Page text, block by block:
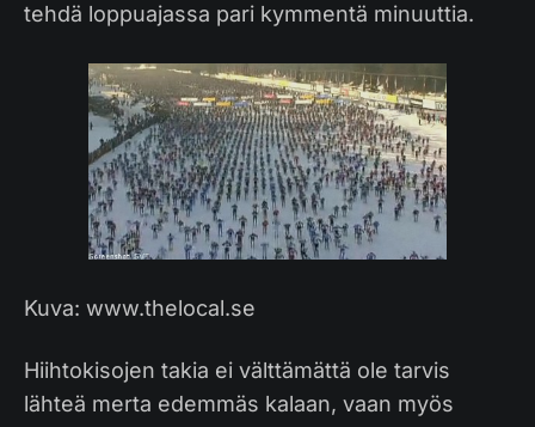
tehdä loppuajassa pari kymmentä minuuttia.
Kuva: www.thelocal.se
Hiihtokisojen takia ei välttämättä ole tarvis
lähteä merta edemmäs kalaan, vaan myös